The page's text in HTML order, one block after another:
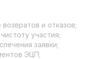
и отказов;
участия;
заявки;
ЭЦП;